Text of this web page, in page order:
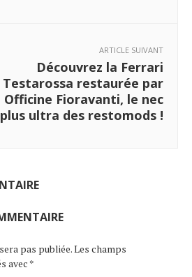
ARTICLE SUIVANT
Découvrez la Ferrari
Testarossa restaurée par
Officine Fioravanti, le nec
plus ultra des restomods !
pas publiée.Les champs
avec *